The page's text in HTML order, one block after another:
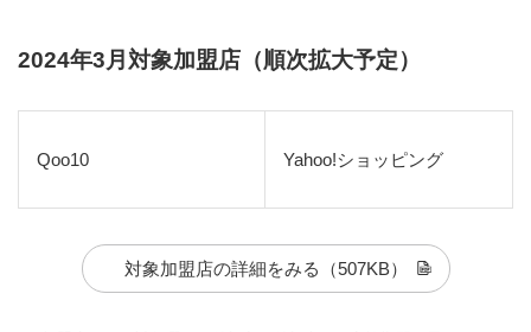
2024年3月対象加盟店（順次拡大予定）
Qoo10 Yahoo!ショッピング
対象加盟店の詳細をみる （507KB）